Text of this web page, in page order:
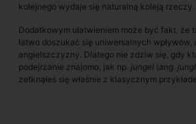
kolejnego wydaje się naturalną koleją rzeczy.
Dodatkowym ułatwieniem może być fakt, że
łatwo doszukać się uniwersalnych wpływów,
angielszczyzny. Dlatego nie zdziw się, gdy
podejrzanie znajomo, jak np. jungel (ang.
zetknąłeś się właśnie z klasycznym